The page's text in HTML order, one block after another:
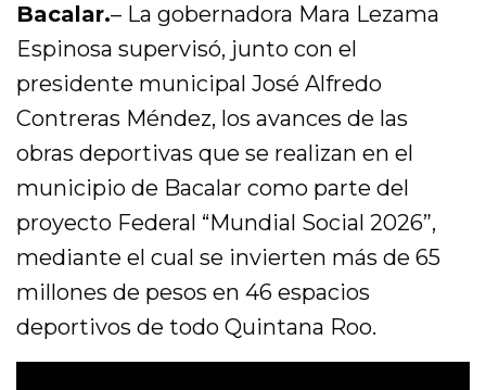
Bacalar.– La gobernadora Mara Lezama
Espinosa supervisó, junto con el
presidente municipal José Alfredo
Contreras Méndez, los avances de las
obras deportivas que se realizan en el
municipio de Bacalar como parte del
proyecto Federal “Mundial Social 2026”,
mediante el cual se invierten más de 65
millones de pesos en 46 espacios
deportivos de todo Quintana Roo.